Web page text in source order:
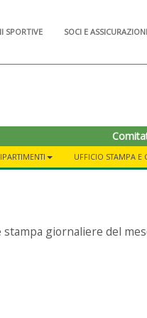
SPORTIVE SOCI E
UFFICIO STAMPA
giornaliere del